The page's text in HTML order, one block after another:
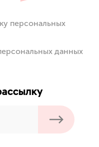
персональных
данных